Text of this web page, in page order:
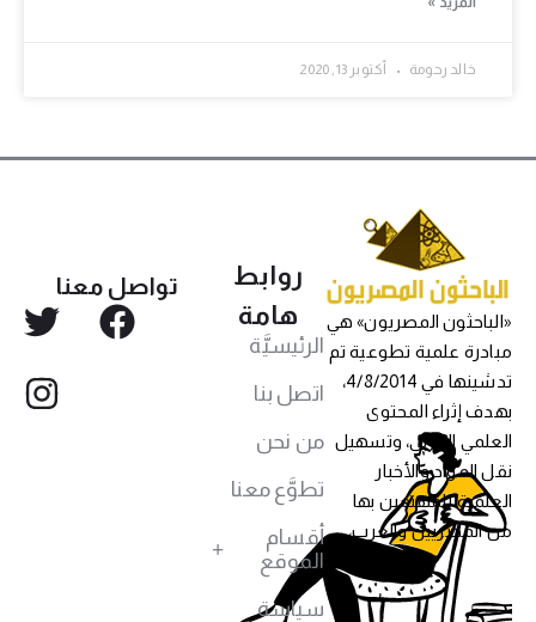
خالد رحومة أكتوبر 13, 2020
«الباحثون المصريون» هي
مبادرة علمية تطوعية تم
تدشينها في 4/8/2014،
بهدف إثراء المحتوى
العلمي العربي، وتسهيل
نقل المواد والأخبار
العلمية للمهتمين بها
من المصريين والعرب،
روابط
هامة
الرئيسيَّة
اتصل بنا
من نحن
تطوَّع معنا
أقسام
الموقع
سياسة
تواصل معنا